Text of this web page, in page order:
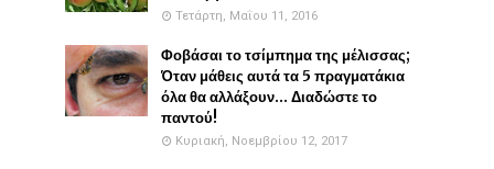
Τετάρτη, Μαΐου 11, 2016
Φοβάσαι το τσίμπημα της μέλισσας;
Όταν μάθεις αυτά τα 5 πραγματάκια
όλα θα αλλάξουν... Διαδώστε το
παντού!
Κυριακή, Νοεμβρίου 12, 2017